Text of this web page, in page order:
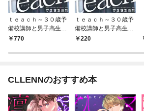
ｔｅａｃｈ～３０歳予
備校講師と男子高生、
内緒の恋愛授業～ 単
770
ｔｅａｃｈ～３０歳予
備校講師と男子高生、
内緒の恋愛授業～ 1巻
220
CLLENNのおすすめ本